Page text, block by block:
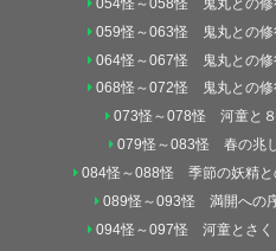
054怪～058怪 鬼丸との
059怪～063怪 鬼丸との
064怪～067怪 鬼丸との
068怪～072怪 鬼丸との
073怪～078怪 河童と
079怪～083怪 春の兆
084怪～088怪 季節の妖精と
089怪～093怪 満開への
094怪～097怪 河童とさく